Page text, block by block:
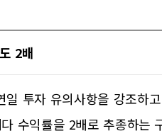
2배
일 투자 유의사항을 강조하
수익률을 2배로 추종하는